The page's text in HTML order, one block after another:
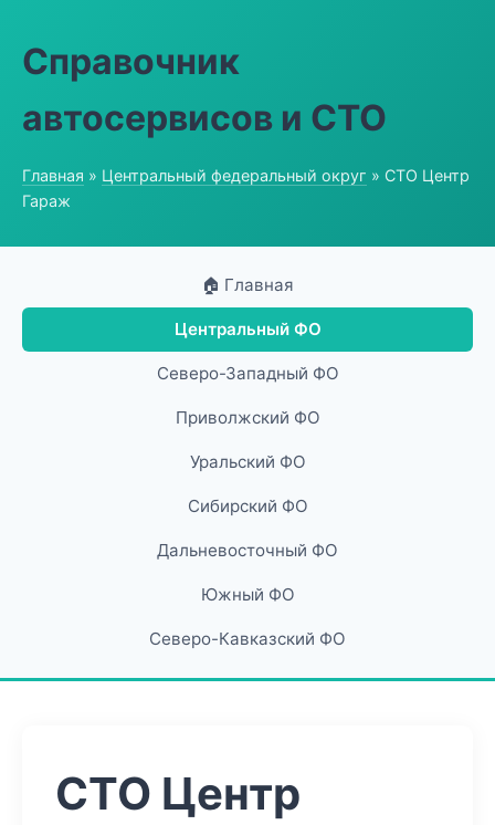
Справочник
автосервисов и СТО
Главная » Центральный федеральный округ » СТО Центр
Гараж
🏠 Главная
Центральный ФО
Северо-Западный ФО
Приволжский ФО
Уральский ФО
Сибирский ФО
Дальневосточный ФО
Южный ФО
Северо-Кавказский ФО
СТО Центр